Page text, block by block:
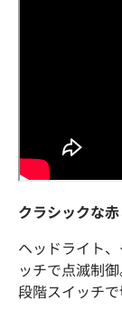
クラシックな
ヘッドライト
ッチで点滅制
段階スイッチで